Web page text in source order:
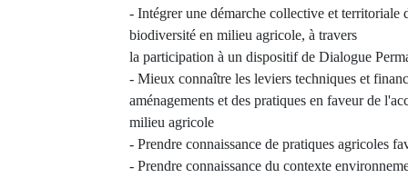
- Intégrer une démarche collective et territoriale
biodiversité en milieu agricole, à travers
la participation à un dispositif de Dialogue
- Mieux connaître les leviers techniques et
aménagements et des pratiques en faveur de
milieu agricole
- Prendre connaissance de pratiques agricoles
- Prendre connaissance du contexte